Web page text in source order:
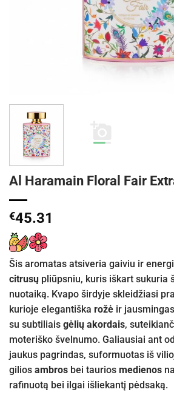
Al Haramain Floral Fair
€45.31
Šis aromatas atsiveria gaiviu ir
citrusų pliūpsniu, kuris iškart sukuria
nuotaiką. Kvapo širdyje skleidžiasi
kurioje elegantiška rožė ir jausmingas
su subtiliais gėlių akordais,
moteriško švelnumo. Galiausiai ant
jaukus pagrindas, suformuotas iš
gilios ambros bei taurios medienos
rafinuotą bei ilgai išliekantį pėdsaką.